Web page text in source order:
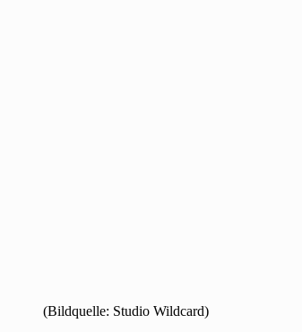
(Bildquelle: Studio Wildcard)